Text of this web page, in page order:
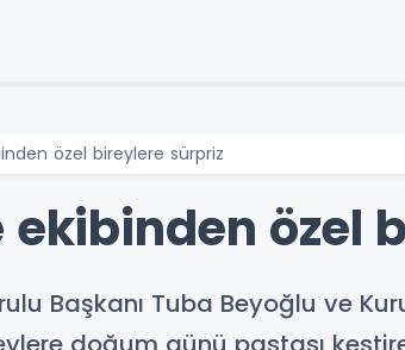
özel bireylere sürpriz
ekibinden özel
Başkanı Tuba Beyoğlu ve